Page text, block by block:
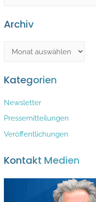
r
r
:
Archiv
c
i
v
Kategorien
Newsletter
Pressemitteilungen
Veröffentlichungen
Kontakt Medien